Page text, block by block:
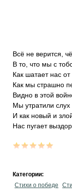
Всё не верится,
В то, что мы с
Как шатает нас от
Как мы страшно
Видно в этой
Мы утратили слух
И как новый и
Нас пугает
Категории:
Стихи о победе